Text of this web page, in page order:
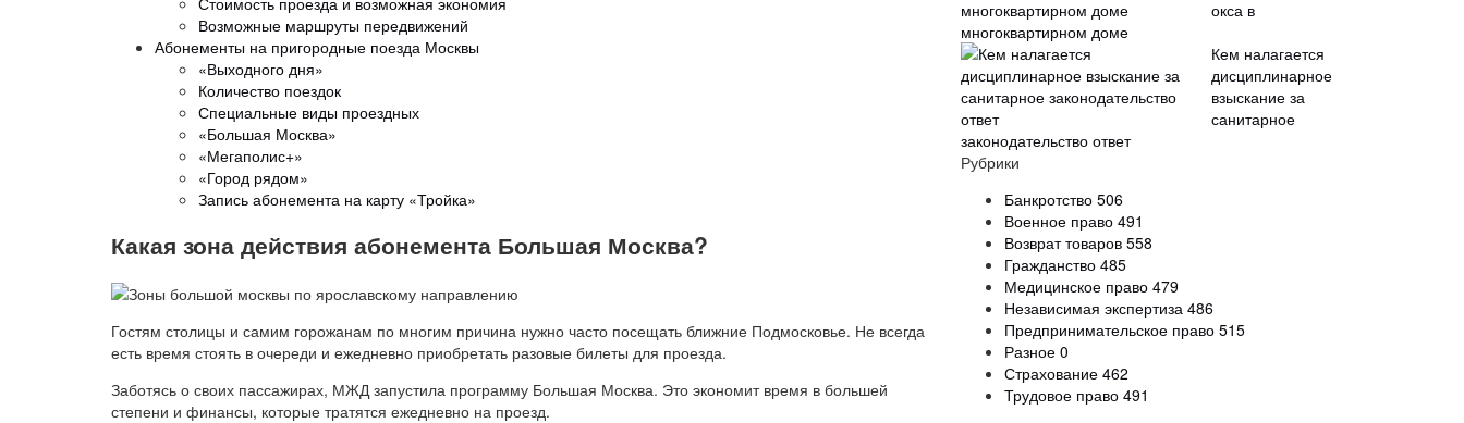
Возможные маршруты передвижений
Абонементы на пригородные поезда Москвы
«Выходного дня»
Количество поездок
Специальные виды проездных
«Большая Москва»
«Мегаполис+»
«Город рядом»
Запись абонемента на карту «Тройка»
Какая зона действия абонемента Большая Москва?
Гостям столицы и самим горожанам по многим причина нужно часто посещать ближние Подмосковье. Не всегда
есть время стоять в очереди и ежедневно приобретать разовые билеты для проезда.
Заботясь о своих пассажирах, МЖД запустила программу Большая Москва. Это экономит время в большей
степени и финансы, которые тратятся ежедневно на проезд.
окса в
многоквартирном доме
Кем налагается
дисциплинарное
взыскание за
санитарное
законодательство ответ
Рубрики
Банкротство 506
Военное право 491
Возврат товаров 558
Гражданство 485
Медицинское право 479
Независимая экспертиза 486
Предпринимательское право 515
Разное 0
Страхование 462
Трудовое право 491